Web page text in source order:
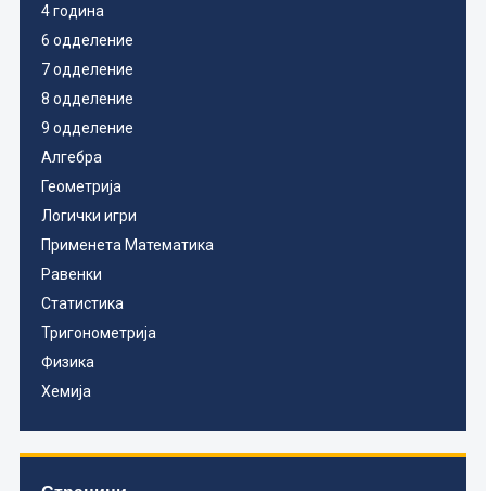
4 година
6 одделение
7 одделение
8 одделение
9 одделение
Алгебра
Геометрија
Логички игри
Применета Математика
Равенки
Статистика
Тригонометрија
Физика
Хемија